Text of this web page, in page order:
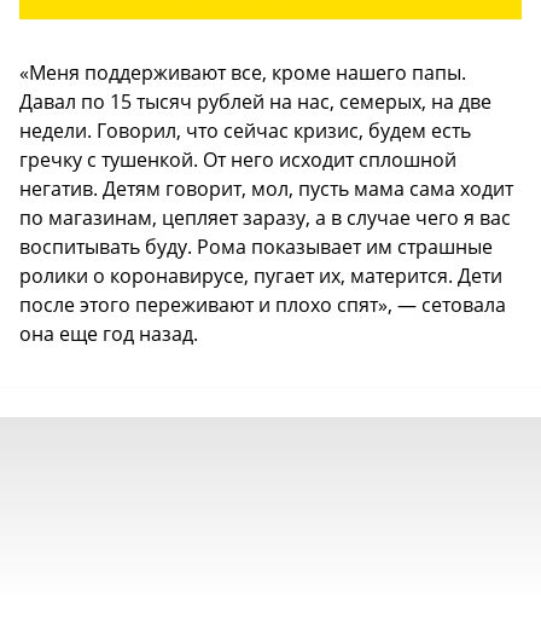
«Меня поддерживают все, кроме нашего папы.
Давал по 15 тысяч рублей на нас, семерых, на две
недели. Говорил, что сейчас кризис, будем есть
гречку с тушенкой. От него исходит сплошной
негатив. Детям говорит, мол, пусть мама сама ходит
по магазинам, цепляет заразу, а в случае чего я вас
воспитывать буду. Рома показывает им страшные
ролики о коронавирусе, пугает их, матерится. Дети
после этого переживают и плохо спят», — сетовала
она еще год назад.